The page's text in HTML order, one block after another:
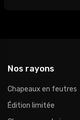
Nos rayons
Chapeaux en feutres
Édition limitée